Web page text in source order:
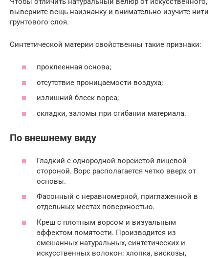
выверните вещь наизнанку и внимательно изучите нити
грунтового слоя.
Синтетической материи свойственны такие признаки:
проклеенная основа;
отсутствие проницаемости воздуха;
излишний блеск ворса;
складки, заломы при сгибании материала.
По внешнему виду
Гладкий с однородной ворсистой лицевой
стороной. Ворс располагается четко вверх от
основы.
Фасонный с неравномерной, приглаженной в
отдельных местах поверхностью.
Креш с плотным ворсом и визуальным
эффектом помятости. Производится из
смешанных натуральных, синтетических и
искусственных волокон: хлопка, вискозы,